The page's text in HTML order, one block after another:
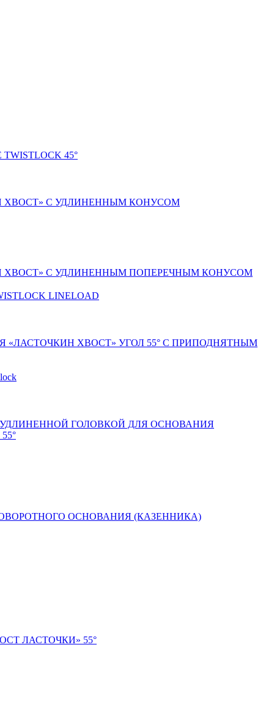
ХВОСТ» С УДЛИНЕННЫМ КОНУСОМ
ХВОСТ» С УДЛИНЕННЫМ ПОПЕРЕЧНЫМ КОНУСОМ
«ЛАСТОЧКИН ХВОСТ» УГОЛ 55° С ПРИПОДНЯТНЫМ
ГОЛОВКОЙ ДЛЯ ОСНОВАНИЯ
ОСНОВАНИЯ (КАЗЕННИКА)
ЛАСТОЧКИ» 55°